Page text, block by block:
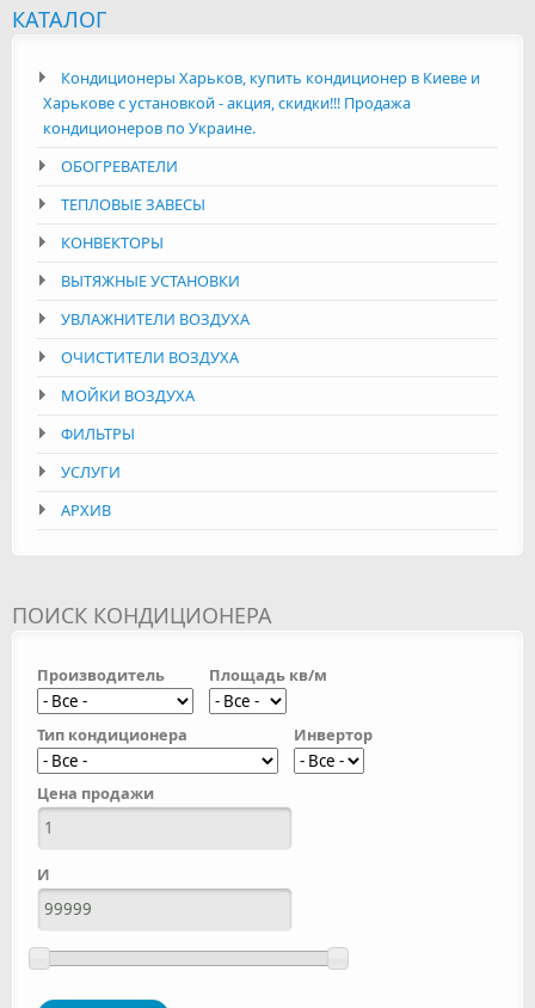
КАТАЛОГ
Кондиционеры Харьков, купить кондиционер в Киеве и
Харькове с установкой - акция, скидки!!! Продажа
кондиционеров по Украине.
ОБОГРЕВАТЕЛИ
ТЕПЛОВЫЕ ЗАВЕСЫ
КОНВЕКТОРЫ
ВЫТЯЖНЫЕ УСТАНОВКИ
УВЛАЖНИТЕЛИ ВОЗДУХА
ОЧИСТИТЕЛИ ВОЗДУХА
МОЙКИ ВОЗДУХА
ФИЛЬТРЫ
УСЛУГИ
АРХИВ
ПОИСК КОНДИЦИОНЕРА
Производитель Площадь кв/м
Тип кондиционера Инвертор
Цена продажи
И